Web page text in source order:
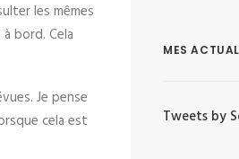
les mêmes
bord. Cela
Je pense
cela est
MES
Tweets by